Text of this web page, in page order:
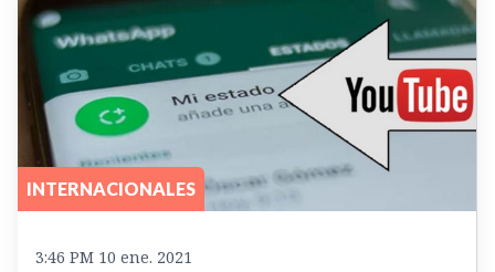
INTERNACIONALES
3:46 PM 10 ene. 2021